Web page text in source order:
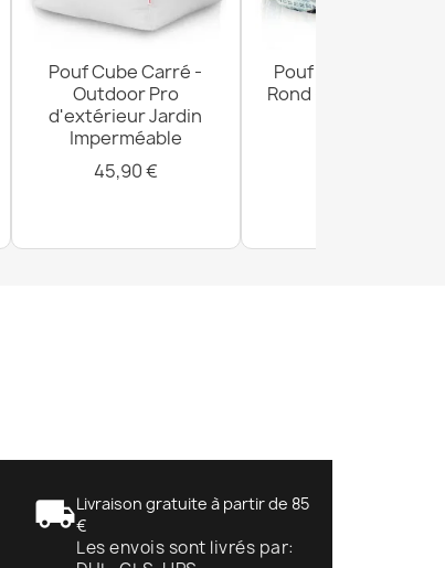
Pouf Cube Carré -
Outdoor Pro
d'extérieur Jardin
Imperméable
45,90 €
Pouf Repose-pieds
Rond - Tissu Imprimé
local_shippingLivraison gratuite à partir de 85
€
Les envois sont livrés par: